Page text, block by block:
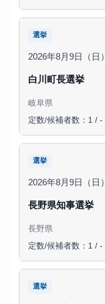
選挙
2026年8月9日（日）
白川町長選挙
岐阜県
定数/候補者数：1 / -
選挙
2026年8月9日（日）
長野県知事選挙
長野県
定数/候補者数：1 / -
選挙